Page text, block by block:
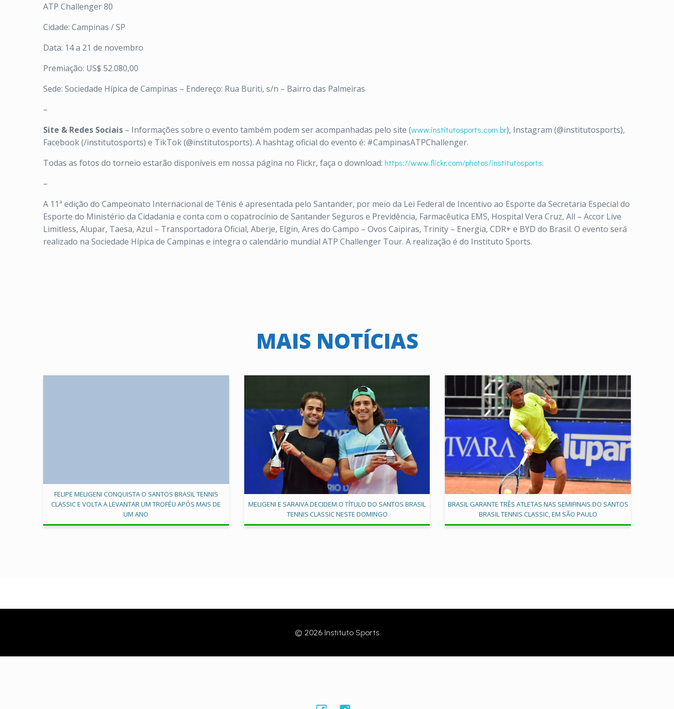
ATP Challenger 80
Cidade: Campinas / SP
Data: 14 a 21 de novembro
Premiação: US$ 52.080,00
Sede: Sociedade Hípica de Campinas – Endereço: Rua Buriti, s/n – Bairro das Palmeiras
–
Site & Redes Sociais – Informações sobre o evento também podem ser acompanhadas pelo site (www.institutosports.com.br), Instagram (@institutosports),
Facebook (/institutosports) e TikTok (@institutosports). A hashtag oficial do evento é: #CampinasATPChallenger.
Todas as fotos do torneio estarão disponíveis em nossa página no Flickr, faça o download: https://www.flickr.com/photos/institutosports.
–
A 11ª edição do Campeonato Internacional de Tênis é apresentada pelo Santander, por meio da Lei Federal de Incentivo ao Esporte da Secretaria Especial do
Esporte do Ministério da Cidadania e conta com o copatrocínio de Santander Seguros e Previdência, Farmacêutica EMS, Hospital Vera Cruz, All – Accor Live
Limitless, Alupar, Taesa, Azul – Transportadora Oficial, Aberje, Elgin, Ares do Campo – Ovos Caipiras, Trinity – Energia, CDR+ e BYD do Brasil. O evento será
realizado na Sociedade Hípica de Campinas e integra o calendário mundial ATP Challenger Tour. A realização é do Instituto Sports.
MAIS NOTÍCIAS
FELIPE MELIGENI CONQUISTA O SANTOS BRASIL TENNIS
CLASSIC E VOLTA A LEVANTAR UM TROFÉU APÓS MAIS DE
UM ANO
MELIGENI E SARAIVA DECIDEM O TÍTULO DO SANTOS BRASIL
TENNIS CLASSIC NESTE DOMINGO
BRASIL GARANTE TRÊS ATLETAS NAS SEMIFINAIS DO SANTOS
BRASIL TENNIS CLASSIC, EM SÃO PAULO
© 2026 Instituto Sports